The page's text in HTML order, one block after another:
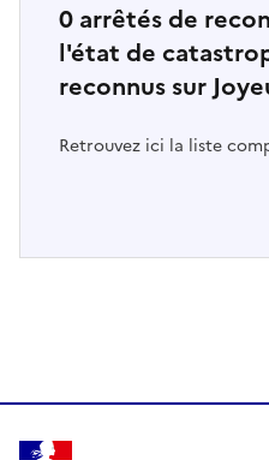
0 arrêtés de
l'état de
reconnus sur
Retrouvez ici la liste